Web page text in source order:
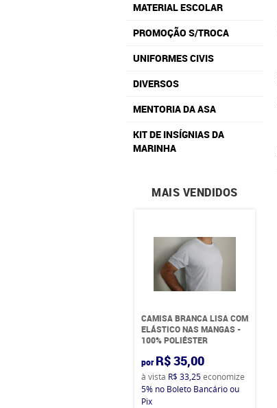
MATERIAL ESCOLAR
PROMOÇÃO S/TROCA
UNIFORMES CIVIS
DIVERSOS
MENTORIA DA ASA
KIT DE INSÍGNIAS DA
MARINHA
MAIS VENDIDOS
CAMISA BRANCA LISA COM
ELÁSTICO NAS MANGAS -
100% POLIÉSTER
por R$ 35,00
à vista R$ 33,25economize
5% no Boleto Bancário ou
Pix